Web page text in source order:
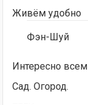
Живём удобно
Фэн-Шуй
Интересно всем
Сад. Огород.